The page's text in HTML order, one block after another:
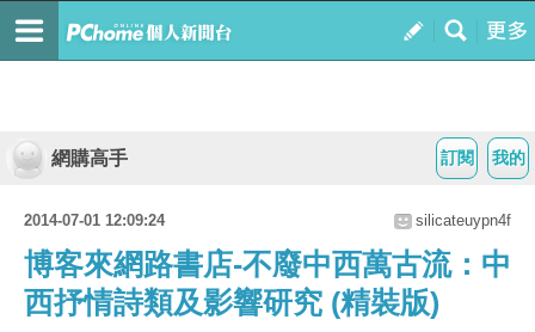
我的
訂閱
網購高手
2014-07-01 12:09:24 silicateuypn4f
博客來網路書店-不廢中西萬古流：中
西抒情詩類及影響研究 (精裝版)